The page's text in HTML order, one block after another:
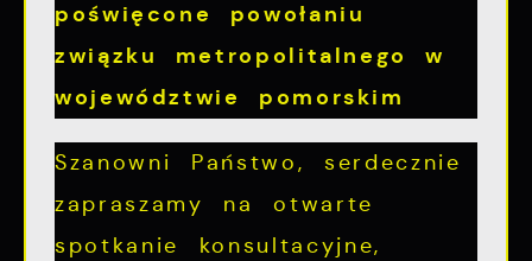
poświęcone powołaniu
związku metropolitalnego w
województwie pomorskim
Szanowni Państwo, serdecznie
zapraszamy na otwarte
spotkanie konsultacyjne,